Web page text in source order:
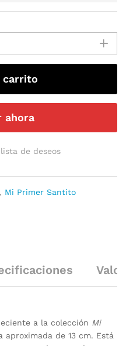
carrito
ahora
de deseos
, Mi Primer Santito
a la colección Mi
de 13 cm. Está